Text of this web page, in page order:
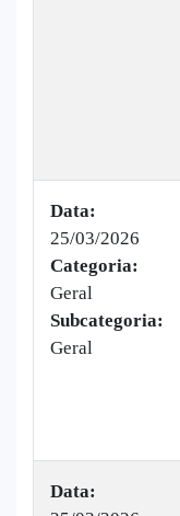
Data:
25/03/2026
Categoria:
Geral
Subcategoria:
Geral
Data: